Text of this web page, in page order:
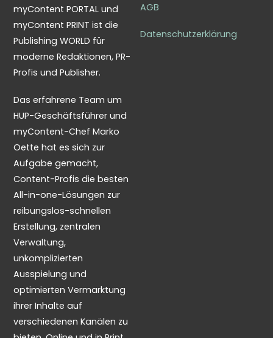
myContent PORTAL und
myContent PRINT ist die
Publishing WORLD für
moderne Redaktionen, PR-
Profis und Publisher.
Das erfahrene Team um
HUP-Geschäftsführer und
myContent-Chef Marko
Oette hat es sich zur
Aufgabe gemacht,
Content-Profis die besten
All-in-one-Lösungen zur
reibungslos-schnellen
Erstellung, zentralen
Verwaltung,
unkomplizierten
Ausspielung und
optimierten Vermarktung
ihrer Inhalte auf
verschiedenen Kanälen zu
AGB
Datenschutzerklärung